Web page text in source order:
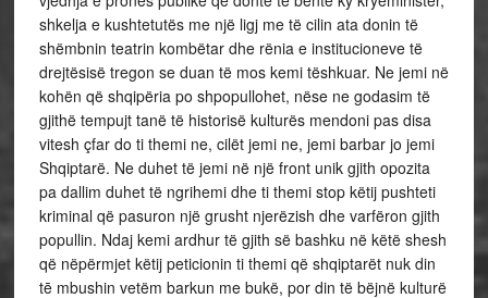
shkelja e kushtetutës me një ligj me të cilin ata donin të
shëmbnin teatrin kombëtar dhe rënia e institucioneve të
drejtësisë tregon se duan të mos kemi tëshkuar. Ne jemi në
kohën që shqipëria po shpopullohet, nëse ne godasim të
gjithë tempujt tanë të historisë kulturës mendoni pas disa
vitesh çfar do ti themi ne, cilët jemi ne, jemi barbar jo jemi
Shqiptarë. Ne duhet të jemi në një front unik gjith opozita
pa dallim duhet të ngrihemi dhe ti themi stop këtij pushteti
kriminal që pasuron një grusht njerëzish dhe varfëron gjith
popullin. Ndaj kemi ardhur të gjith së bashku në këtë shesh
që nëpërmjet këtij peticionin ti themi që shqiptarët nuk din
tē mbushin vetëm barkun me bukë, por din të bëjnë kulturë